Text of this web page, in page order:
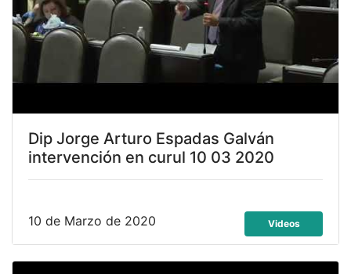
Dip Jorge Arturo Espadas Galván
intervención en curul 10 03 2020
10 de Marzo de 2020 Videos